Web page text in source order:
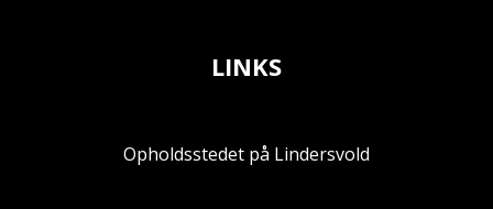
LINKS
Opholdsstedet på Lindersvold